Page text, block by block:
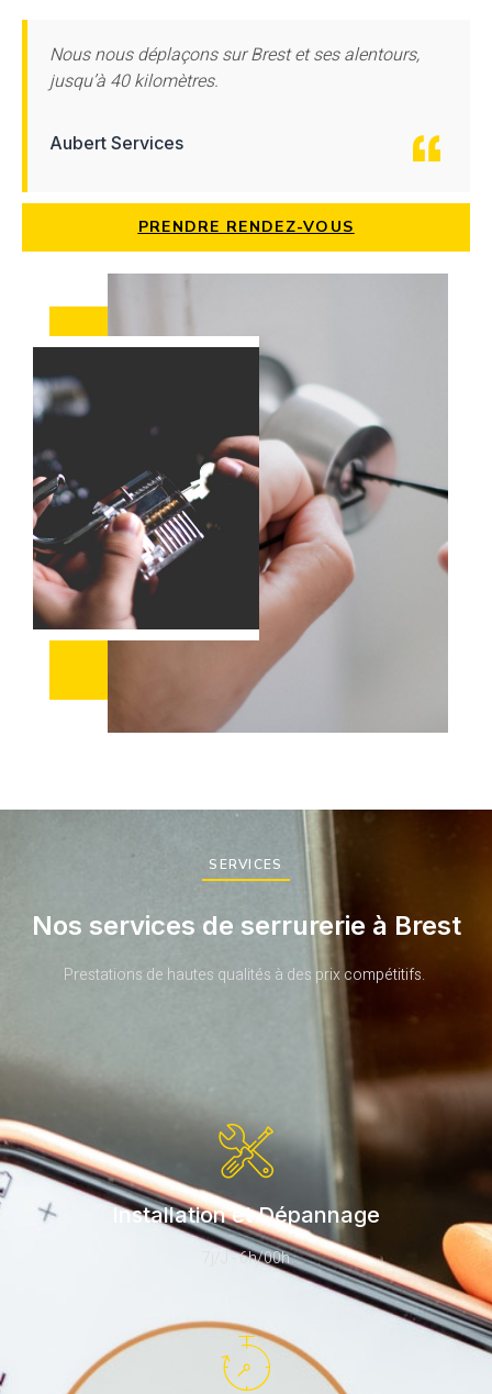
Nous nous déplaçons sur Brest et ses alentours,
jusqu’à 40 kilomètres.
Aubert Services
PRENDRE RENDEZ-VOUS
SERVICES
Nos services de serrurerie à Brest
Prestations de hautes qualités à des prix compétitifs.
Installation et Dépannage
7j/J - 6h/00h